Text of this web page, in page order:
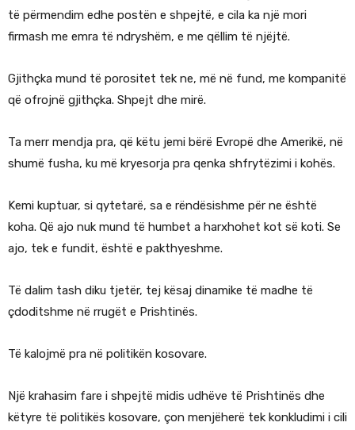
të përmendim edhe postën e shpejtë, e cila ka një mori
firmash me emra të ndryshëm, e me qëllim të njëjtë.
Gjithçka mund të porositet tek ne, më në fund, me kompanitë
që ofrojnë gjithçka. Shpejt dhe mirë.
Ta merr mendja pra, që këtu jemi bërë Evropë dhe Amerikë, në
shumë fusha, ku më kryesorja pra qenka shfrytëzimi i kohës.
Kemi kuptuar, si qytetarë, sa e rëndësishme për ne është
koha. Që ajo nuk mund të humbet a harxhohet kot së koti. Se
ajo, tek e fundit, është e pakthyeshme.
Të dalim tash diku tjetër, tej kësaj dinamike të madhe të
çdoditshme në rrugët e Prishtinës.
Të kalojmë pra në politikën kosovare.
Një krahasim fare i shpejtë midis udhëve të Prishtinës dhe
këtyre të politikës kosovare, çon menjëherë tek konkludimi i cili